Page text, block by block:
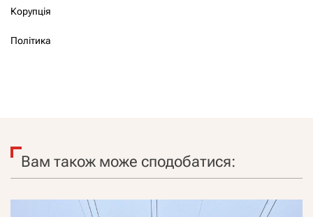
Корупція
Політика
Вам також може сподобатися: